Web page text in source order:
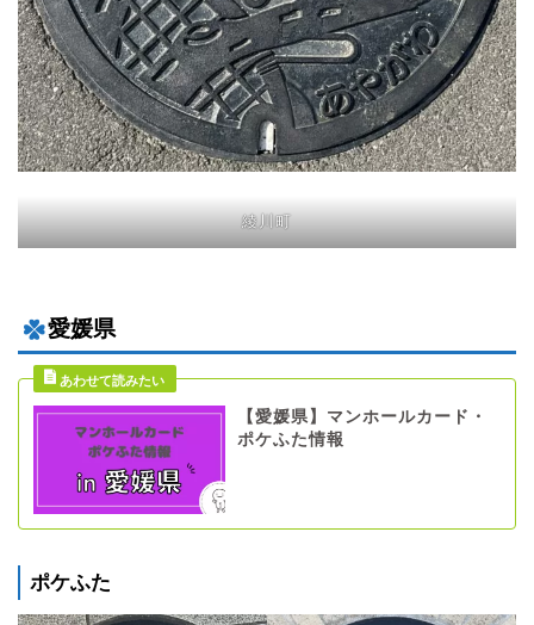
綾川町
愛媛県
【愛媛県】マンホールカード・
ポケふた情報
ポケふた